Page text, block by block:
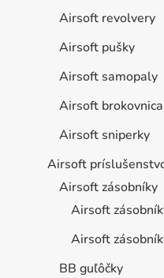
Airsoft revolvery
Airsoft pušky
Airsoft samopaly
Airsoft brokovnica
Airsoft sniperky
Airsoft
Airsoft zásobníky
Airsoft
Airsoft
BB guľôčky